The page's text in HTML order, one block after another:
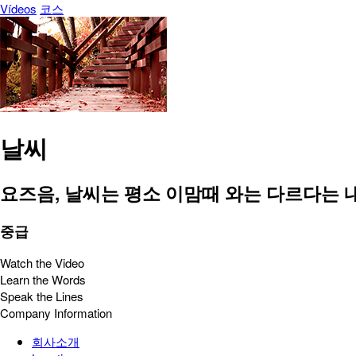
Vídeos 코스
날씨
요즈음, 날씨는 평소 이맘때 와는 다르다는
중급
Watch the Video
Learn the Words
Speak the Lines
Company Information
회사소개